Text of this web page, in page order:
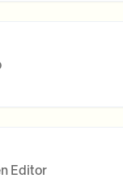
Editor